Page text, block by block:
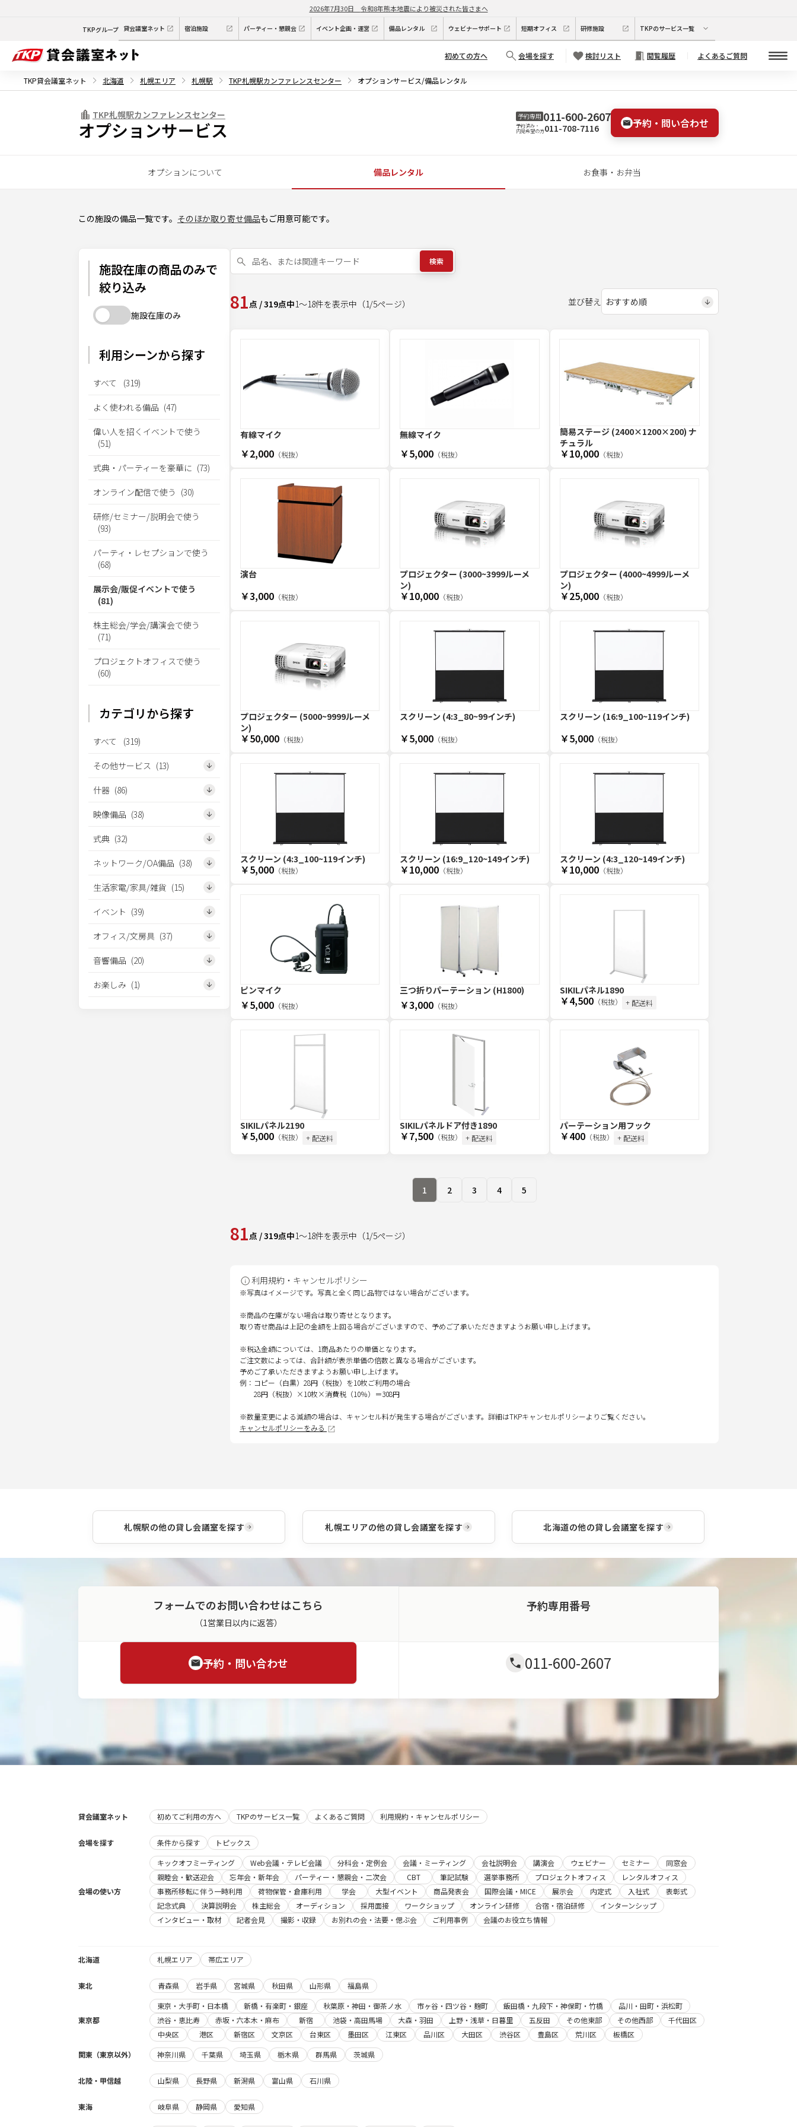
2026年7月30日 令和8年熊本地震により被災された皆さまへ
TKPグループ 貸会議室ネット 宿泊施設 パーティー・懇親会 イベント企画・運営 備品レンタル ウェビナーサポート 短期オフィス 研修施設 TKPのサービス一覧
初めての方へ 会場を探す 検討リスト 閲覧履歴 よくあるご質問
TKP貸会議室ネット 北海道 札幌エリア 札幌駅 TKP札幌駅カンファレンスセンター オプションサービス/備品レンタル
TKP札幌駅カンファレンスセンター
オプションサービス
予約専用 011-600-2607
予約済み・
内見希望の方011-708-7116 予約・問い合わせ
オプションについて 備品レンタル お食事・お弁当
この施設の備品一覧です。 そのほか取り寄せ備品もご用意可能です。
施設在庫の商品のみで
絞り込み
施設在庫のみ
利用シーンから探す
すべて (319)
よく使われる備品 (47)
偉い人を招くイベントで使う
(51)
式典・パーティーを豪華に (73)
オンライン配信で使う (30)
研修/セミナー/説明会で使う
(93)
パーティ・レセプションで使う
(68)
展示会/販促イベントで使う
(81)
株主総会/学会/講演会で使う
(71)
プロジェクトオフィスで使う
(60)
カテゴリから探す
すべて (319)
その他サービス (13)
什器 (86)
映像備品 (38)
式典 (32)
ネットワーク/OA備品 (38)
生活家電/家具/雑貨 (15)
イベント (39)
オフィス/文房具 (37)
音響備品 (20)
お楽しみ (1)
検索
81点 /319点中1～18件を表示中 （1/5ページ） 並び替え
有線マイク
￥2,000 （税抜）
無線マイク
￥5,000 （税抜）
簡易ステージ (2400×1200×200) ナ
チュラル
￥10,000（税抜）
演台
￥3,000 （税抜）
プロジェクター (3000~3999ルーメ
ン)
￥10,000 （税抜）
プロジェクター (4000~4999ルーメ
ン)
￥25,000（税抜）
プロジェクター (5000~9999ルーメ
ン)
￥50,000 （税抜）
スクリーン (4:3_80~99インチ)
￥5,000 （税抜）
スクリーン (16:9_100~119インチ)
￥5,000（税抜）
スクリーン (4:3_100~119インチ)
￥5,000 （税抜）
スクリーン (16:9_120~149インチ)
￥10,000 （税抜）
スクリーン (4:3_120~149インチ)
￥10,000（税抜）
ピンマイク
￥5,000 （税抜）
三つ折りパーテーション (H1800)
￥3,000 （税抜）
SIKILパネル1890
￥4,500（税抜） + 配送料
SIKILパネル2190
￥5,000 （税抜） + 配送料
SIKILパネルドア付き1890
￥7,500 （税抜） + 配送料
パーテーション用フック
￥400（税抜） + 配送料
1 2 3 4 5
81点 /319点中1～18件を表示中 （1/5ページ）
利用規約・キャンセルポリシー
※写真はイメージです。写真と全く同じ品物ではない場合がございます。
※商品の在庫がない場合は取り寄せとなります。
取り寄せ商品は上記の金額を上回る場合がございますので、予めご了承いただきますようお願い申し上げます。
※税込金額については、1商品あたりの単価となります。
ご注文数によっては、合計額が表示単価の倍数と異なる場合がございます。
予めご了承いただきますようお願い申し上げます。
例：コピー（白黒）28円（税抜）を10枚ご利用の場合
28円（税抜）×10枚×消費税（10％）＝308円
※数量変更による減額の場合は、キャンセル料が発生する場合がございます。詳細はTKPキャンセルポリシーよりご覧ください。
キャンセルポリシーをみる
札幌駅の他の貸し会議室を探す 札幌エリアの他の貸し会議室を探す 北海道の他の貸し会議室を探す
フォームでのお問い合わせはこちら
（1営業日以内に返答）
予約・問い合わせ
予約専用番号
011-600-2607
貸会議室ネット 初めてご利用の方へ TKPのサービス一覧 よくあるご質問 利用規約・キャンセルポリシー
会場を探す 条件から探す トピックス
会場の使い方
キックオフミーティング Web会議・テレビ会議 分科会・定例会 会議・ミーティング 会社説明会 講演会 ウェビナー セミナー
同窓会
親睦会・歓送迎会
忘年会・新年会 パーティー・懇親会・二次会 CBT 筆記試験 選挙事務所 プロジェクトオフィス
レンタルオフィス
事務所移転に伴う一時利用
荷物保管・倉庫利用 学会 大型イベント 商品発表会 国際会議・MICE 展示会 内定式 入社式
表彰式
記念式典
決算説明会 株主総会 オーディション 採用面接 ワークショップ オンライン研修 合宿・宿泊研修
インターンシップ
インタビュー・取材
記者会見 撮影・収録 お別れの会・法要・偲ぶ会 ご利用事例 会議のお役立ち情報
北海道 札幌エリア 帯広エリア
東北 青森県 岩手県 宮城県 秋田県 山形県 福島県
東京都
東京・大手町・日本橋 新橋・有楽町・銀座 秋葉原・神田・御茶ノ水 市ヶ谷・四ツ谷・麹町 飯田橋・九段下・神保町・竹橋
品川・田町・浜松町
渋谷・恵比寿
赤坂・六本木・麻布 新宿 池袋・高田馬場 大森・羽田 上野・浅草・日暮里 五反田 その他東部 その他西部
千代田区
中央区
港区 新宿区 文京区 台東区 墨田区 江東区 品川区 大田区 渋谷区 豊島区 荒川区
板橋区
関東（東京以外）
神奈川県 千葉県 埼玉県 栃木県 群馬県 茨城県
北陸・甲信越 山梨県 長野県 新潟県 富山県 石川県
東海 岐阜県 静岡県 愛知県